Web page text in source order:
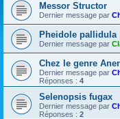
Messor Structor
Dernier message par
Pheidole pallidula
Dernier message par
Chez le genre
Dernier message par
Réponses : 4
Selenopsis fugax
Dernier message par
Réponses : 2